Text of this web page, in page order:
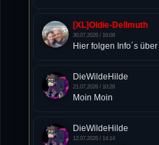
[XL]Oldie-Dellmuth
30.07.2026 / 16:08
Hier folgen Info´s
DieWildeHilde
21.07.2026 / 10:28
Moin Moin
DieWildeHilde
12.07.2026 / 14:14